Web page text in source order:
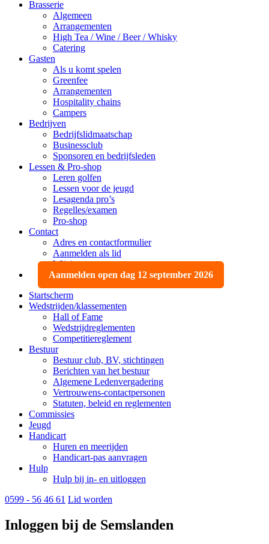
Brasserie
Algemeen
Arrangementen
High Tea / Wine / Beer / Whisky
Catering
Gasten
Als u komt spelen
Greenfee
Arrangementen
Hospitality chains
Campers
Bedrijven
Bedrijfslidmaatschap
Businessclub
Sponsoren en bedrijfsleden
Lessen & Pro-shop
Leren golfen
Lessen voor de jeugd
Lesagenda pro’s
Regelles/examen
Pro-shop
Contact
Adres en contactformulier
Aanmelden als lid
Wijzigen, opzeggen
Aanmelden open dag 12 september 2026
Startscherm
Wedstrijden/klassementen
Hall of Fame
Wedstrijdreglementen
Competitiereglement
Bestuur
Bestuur club, BV, stichtingen
Berichten van het bestuur
Algemene Ledenvergadering
Vertrouwens-contactpersonen
Statuten, beleid en reglementen
Commissies
Jeugd
Handicart
Huren en meerijden
Handicart-pas aanvragen
Hulp
Hulp bij in- en uitloggen
0599 - 56 46 61 Lid worden
Inloggen bij de Semslanden